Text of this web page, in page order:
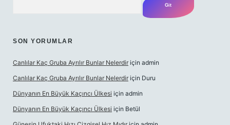
SON YORUMLAR
Canlılar Kaç Gruba Ayrılır Bunlar Nelerdir için admin
Canlılar Kaç Gruba Ayrılır Bunlar Nelerdir için Duru
Dünyanın En Büyük Kaçıncı Ülkesi için admin
Dünyanın En Büyük Kaçıncı Ülkesi için Betül